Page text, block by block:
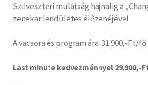
Szilveszteri mulatság hajnalig a
zenekar lendületes élőzenéjével
A vacsora és program ára: 31.900,-Ft/fő
Last minute kedvezménnyel 29.900,-